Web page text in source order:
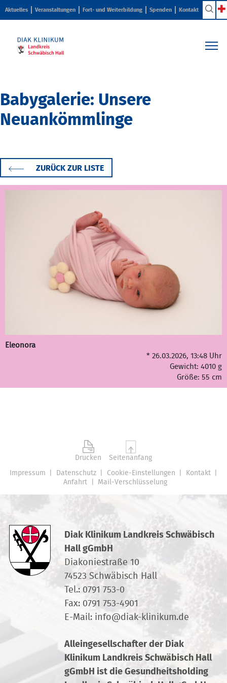
Aktuelles Veranstaltungen Fort- und Weiterbildung Spenden Kontakt
Pflege & Beratung
Ihr Aufenthalt
Babygalerie: Unsere
Neuankömmlinge
ZURÜCK ZUR LISTE
Eleonora
* 26.03.2026, 13:48 Uhr
Gewicht: 4010 g
Größe: 55 cm
Impressum Datenschutz Cookie-Einstellungen
Kontakt
Anfahrt
Mail-Verschlüsselung
Drucken Seitenanfang
Diak Klinikum Landkreis Schwäbisch
Hall gGmbH
Diakoniestraße 10
74523 Schwäbisch Hall
Tel.: 0791 753-0
Fax: 0791 753-4901
E-Mail: info@diak-klinikum.de
Alleingesellschafter der Diak
Klinikum Landkreis Schwäbisch Hall
gGmbH ist die Gesundheitsholding